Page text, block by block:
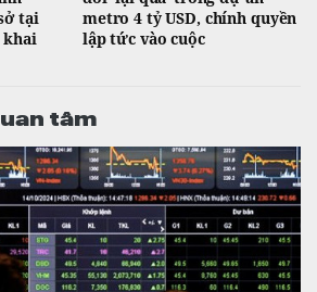
tại
khai
metro 4 tỷ USD, chính quyền
lập tức vào cuộc
tâm